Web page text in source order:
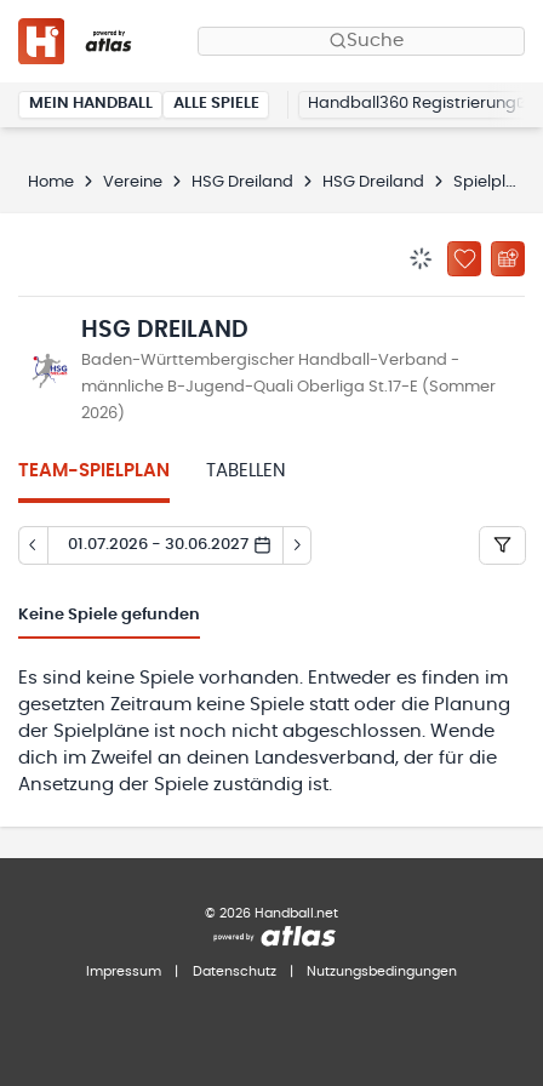
Suche
MEIN HANDBALL ALLE SPIELE Handball360 Registrierung
Home Vereine HSG Dreiland HSG Dreiland Spielplan
ZU
HSG DREILAND
Baden-Württembergischer Handball-Verband -
männliche B-Jugend-Quali Oberliga St.17-E (Sommer
2026)
TEAM-SPIELPLAN TABELLEN
01.07.2026 - 30.06.2027
Keine Spiele gefunden
Es sind keine Spiele vorhanden. Entweder es finden im
gesetzten Zeitraum keine Spiele statt oder die Planung
der Spielpläne ist noch nicht abgeschlossen. Wende
dich im Zweifel an deinen Landesverband, der für die
Ansetzung der Spiele zuständig ist.
© 2026 Handball.net
Impressum Datenschutz Nutzungsbedingungen